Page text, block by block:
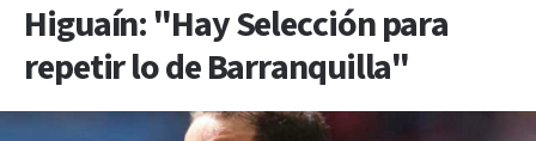
Higuaín: "Hay Selección para
repetir lo de Barranquilla"